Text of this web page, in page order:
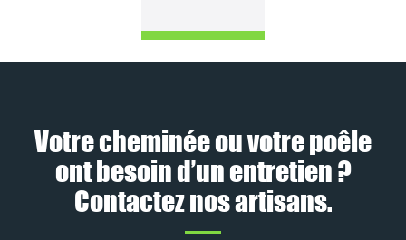
Votre cheminée ou votre poêle
ont besoin d’un entretien ?
Contactez nos artisans.